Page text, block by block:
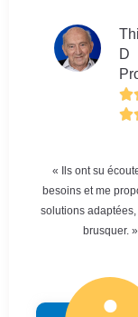
D
« Ils ont su
besoins et me
solutions adaptées,
brusquer. »